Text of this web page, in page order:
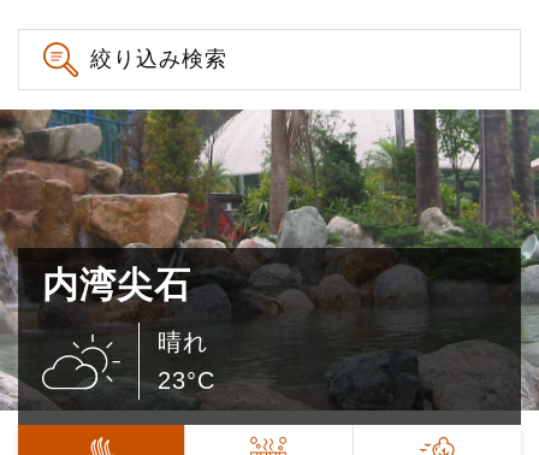
絞り込み検索
内湾尖石
晴れ
23°C